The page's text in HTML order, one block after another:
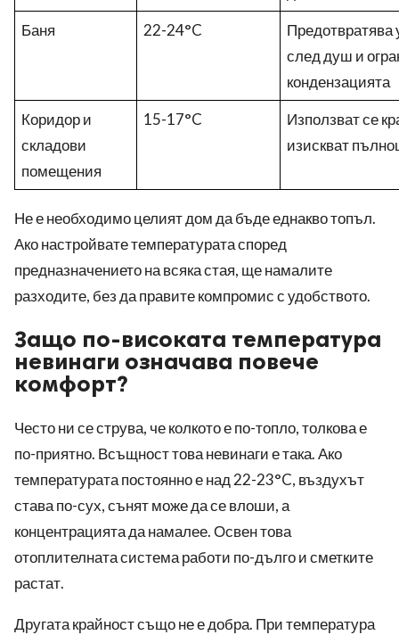
Баня
22-24°C
Предотвратява
след душ и
кондензацията
Коридор и
складови
помещения
15-17°C
Използват се
изискват
Не е необходимо целият дом да бъде еднакво топъл.
Ако настройвате температурата според
предназначението на всяка стая, ще намалите
разходите, без да правите компромис с удобството.
Защо по-високата температура
невинаги означава повече
комфорт?
Често ни се струва, че колкото е по-топло, толкова е
по-приятно. Всъщност това невинаги е така. Ако
температурата постоянно е над 22-23°C, въздухът
става по-сух, сънят може да се влоши, а
концентрацията да намалее. Освен това
отоплителната система работи по-дълго и сметките
растат.
Другата крайност също не е добра. При температура